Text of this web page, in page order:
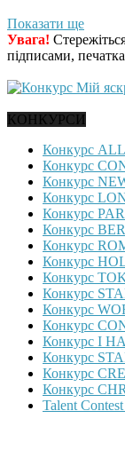
Показати ще
Увага!
підписами,
КОНКУРСИ
Конкурс
Конкурс
Конкурс
Конкурс
Конкурс
Конкурс
Конкурс
Конкурс
Конкурс
Конкурс
Конкурс
Конкурс
Конкурс I
Конкурс
Конкурс
Конкурс
Talent